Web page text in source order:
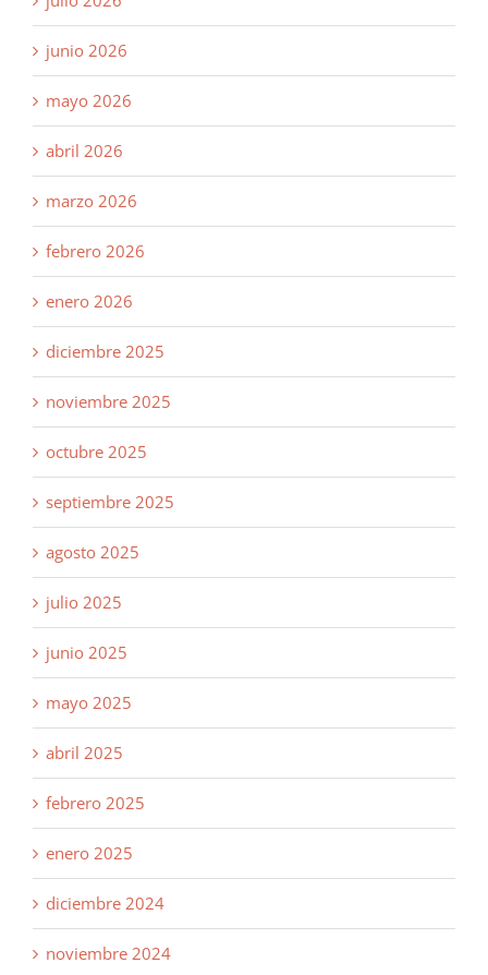
junio 2026
mayo 2026
abril 2026
marzo 2026
febrero 2026
enero 2026
diciembre 2025
noviembre 2025
octubre 2025
septiembre 2025
agosto 2025
julio 2025
junio 2025
mayo 2025
abril 2025
febrero 2025
enero 2025
diciembre 2024
noviembre 2024